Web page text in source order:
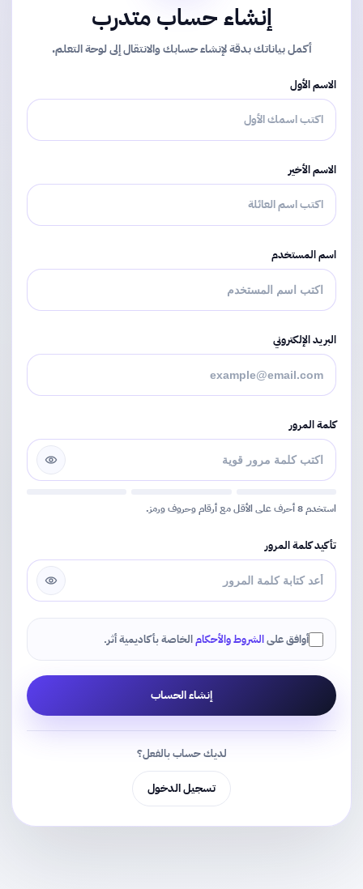
إنشاء حساب متدرب
أكمل بياناتك بدقة لإنشاء حسابك والانتقال إلى لوحة التعلم.
الاسم الأول
الاسم الأخير
اسم المستخدم
البريد الإلكتروني
كلمة المرور
استخدم 8 أحرف على الأقل مع أرقام وحروف ورمز.
تأكيد كلمة المرور
أوافق علىالشروط والأحكامالخاصة بأكاديمية أثر.
إنشاء الحساب
لديك حساب بالفعل؟
تسجيل الدخول